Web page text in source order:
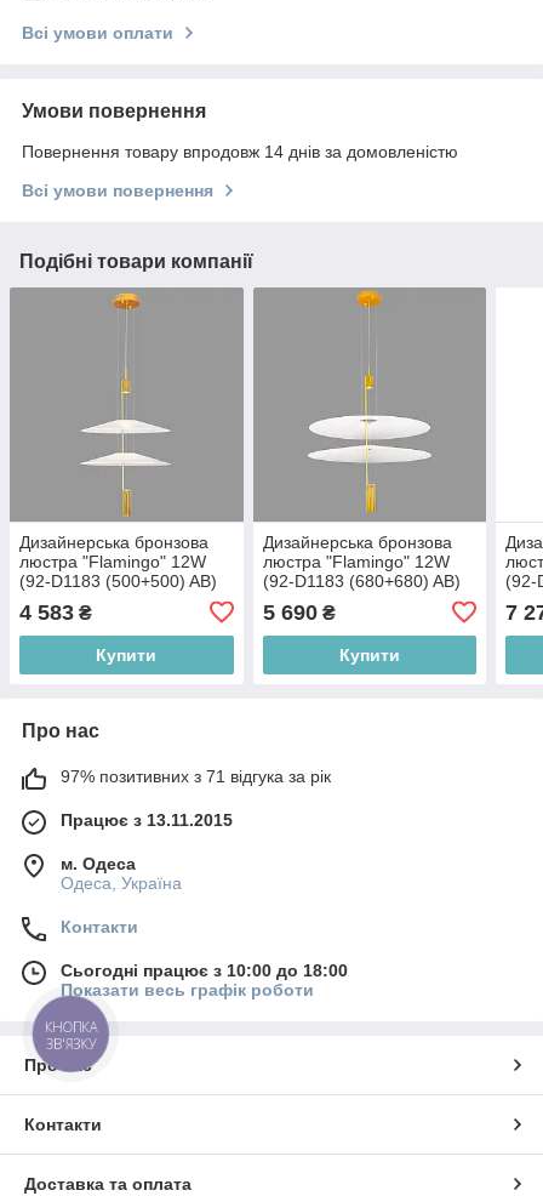
Всі умови оплати
Умови повернення
Повернення товару впродовж 14 днів за домовленістю
Всі умови повернення
Подібні товари компанії
Дизайнерська бронзова
люстра "Flamingo" 12W
(92-D1183 (500+500) AB)
4 583 ₴
Купити
Дизайнерська бронзова
люстра "Flamingo" 12W
(92-D1183 (680+680) AB)
5 690₴
Купити
(92-
7
Про нас
97% позитивних з 71 відгука за рік
Працює з 13.11.2015
м. Одеса
Одеса, Україна
Контакти
Сьогодні працює з 10:00 до 18:00
Показати весь графік роботи
Про нас
Контакти
Доставка та оплата
КНОПКА
ЗВ'ЯЗКУ